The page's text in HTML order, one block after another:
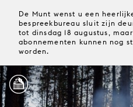
De Munt wenst u een
bespreekbureau sluit zijn
tot dinsdag 18 augustus,
abonnementen kunnen nog
worden.